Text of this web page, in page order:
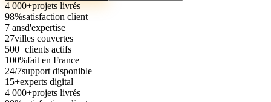
4 000+projets livrés
98%satisfaction client
7 ansd'expertise
27villes couvertes
500+clients actifs
100%fait en France
24/7support disponible
15+experts digital
4 000+projets livrés